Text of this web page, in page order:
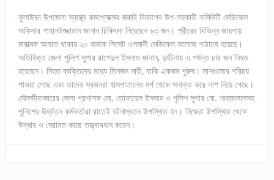
কুলাউড়া উপজেলা স্বাস্থ্য কমপ্লেক্সের জরুরি বিভাগের উপ-সহকারী কমিনিটি মেডিকেল
অফিসার শাহানউজ্জামান জানান চিকিৎসা নিয়েছেন ৬৩ জন। শরীরের বিভিন্ন জায়গায়
মারাত্মক আঘাত থাকায় ২০ জনকে সিলেট ওসমানী মেডিকেল কলেজে পাঠানো হয়েছে।
অতিরিক্ত জেলা পুলিশ সুপার রাশেদুল ইসলাম জানান, দুর্ঘটনায় এ পর্যন্ত চার জন নিহত
হয়েছেন। নিহত ব্যক্তিদের মধ্যে তিনজন নারী, বাকি একজন পুরুষ। লাশগুলোর পরিচয়
পাওয়া গেছে এবং তাদের স্বজনরা হাসপাতালের মর্গ থেকে সনাক্ত করে লাশ নিয়ে গেছে।
মৌলভীবাজারের জেলা প্রশাসক মো. তোফায়েল ইসলাম ও পুলিশ সুপার মো. শাহজালালসহ
পুলিশের ঊর্ধ্বতন কর্মকর্তারা রাতেই ঘটনাস্থলে উপস্থিত হন। নিজেরা উপস্থিত থেকে
উদ্ধার ও মেরামত কাছে তত্ত্বাবধান করেন।